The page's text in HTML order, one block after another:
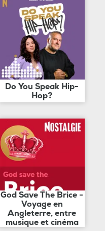
Do You Speak Hip-
Hop?
God Save The Brice -
Voyage en
Angleterre, entre
musique et cinéma